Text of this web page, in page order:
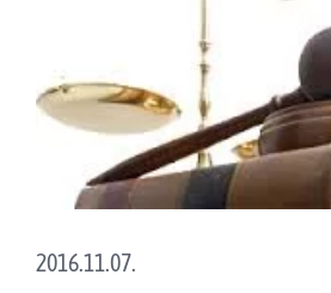
2016.11.07.